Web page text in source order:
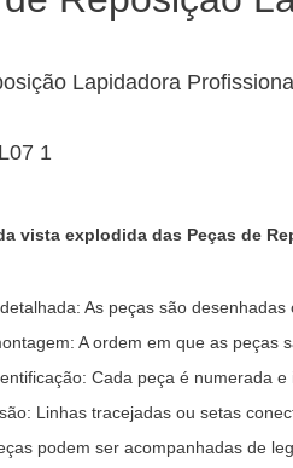
Lapidadora
vista explodida das Peças de
As peças são
A ordem em que as
Cada peça é numerada
Linhas tracejadas ou setas
podem ser acompanhadas de